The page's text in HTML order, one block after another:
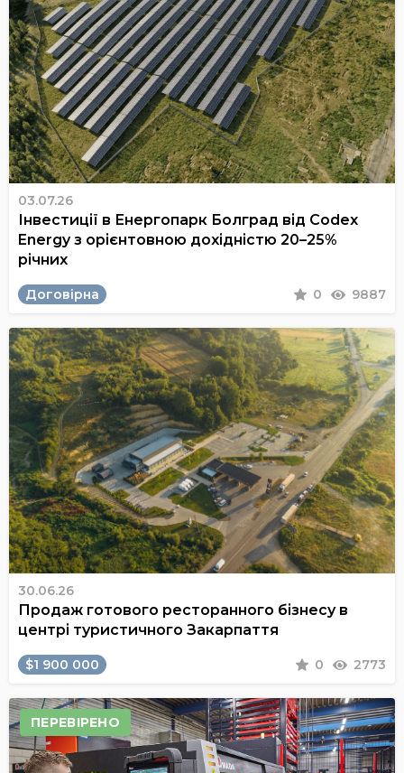
03.07.26
Інвестиції в Енергопарк Болград від Codex
Energy з орієнтовною дохідністю 20–25%
річних
Договірна 0 9887
30.06.26
Продаж готового ресторанного бізнесу в
центрі туристичного Закарпаття
$1 900 000 0 2773
ПЕРЕВІРЕНО